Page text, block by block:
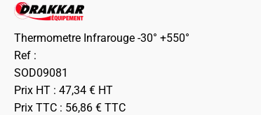
Thermometre Infrarouge -30° +550°
Ref :
SOD09081
Prix HT : 47,34 € HT
Prix TTC : 56,86 € TTC